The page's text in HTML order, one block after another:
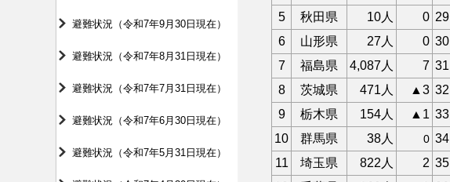
避難状況（令和7年9月30日現在）
避難状況（令和7年8月31日現在）
避難状況（令和7年7月31日現在）
避難状況（令和7年6月30日現在）
避難状況（令和7年5月31日現在）
5
秋田県 10人 0 29
6
山形県 27人 0 30
7
福島県 4,087人 7 31
8
茨城県 471人 ▲3 32
9
栃木県 154人 ▲1 33
10
群馬県 38人 0 34
11 埼玉県 822人 2 35